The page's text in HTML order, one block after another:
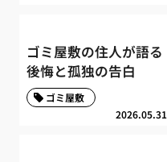
ゴミ屋敷の住人が語る
後悔と孤独の告白
2026.05.31
ゴミ屋敷